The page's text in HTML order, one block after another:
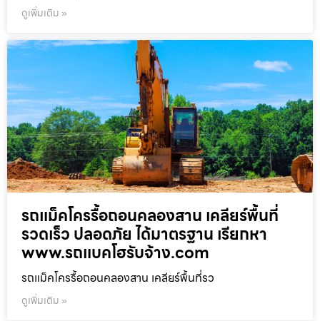
ดูเพิ่มเติม »
รถแม็คโครรื้อถอนคลองสาน เคลียร์พื้นที่
รวดเร็ว ปลอดภัย ได้มาตรฐาน เรียกหา
www.รถแบคโฮรับจ้าง.com
รถแม็คโครรื้อถอนคลองสาน เคลียร์พื้นที่รว
ดูเพิ่มเติม »